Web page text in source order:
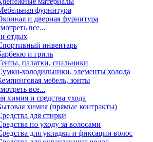
фурнитура
и дверная фурнитура
все...
отдых
инвентарь
и гриль
палатки, спальники
холодильники, элементы холода
мебель, зонты
все...
химия и средства ухода
химия (прямые контракты)
для стирки
по уходу за волосами
для укладки и фиксации волос